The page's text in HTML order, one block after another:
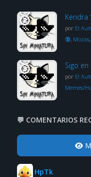
Kendra
por El
🔞, Mozas,
Sigo en
por El
Memes/
💬 COMENTARIOS
HpTk